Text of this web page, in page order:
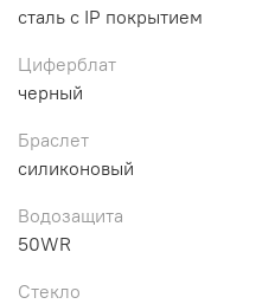
сталь с IP покрытием
Циферблат
черный
Браслет
силиконовый
Водозащита
50WR
Стекло